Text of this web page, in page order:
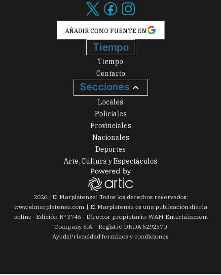
AÑADIR COMO FUENTE EN
Tiempo
Tiempo
Contacto
Secciones
Locales
Policiales
Provinciales
Nacionales
Deportes
Arte, Cultura y Espectáculos
2026| El Marplatense| Todos los derechos reservados:
www.elmarplatense.com
El Marplatense es una publicación diaria
online · Edición Nº 3746- Director propietario: WAM Entertainment
Company S.A. · Registro DNDA 5292370
AyudaPrivacidadTerminos y condiciones